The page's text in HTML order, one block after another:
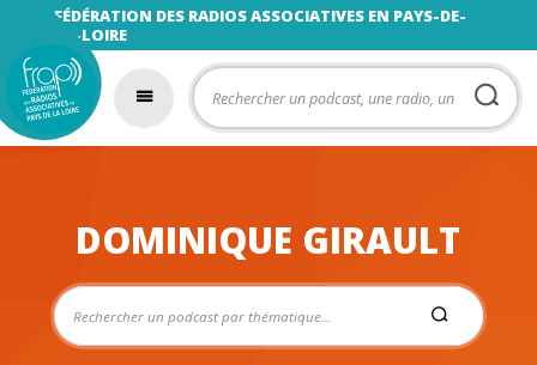
FÉDÉRATION DES RADIOS ASSOCIATIVES EN PAYS-DE-
LA-LOIRE
DOMINIQUE GIRAULT